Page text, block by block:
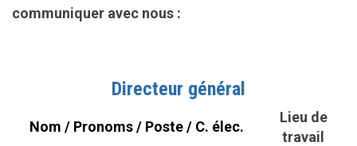
communiquer avec nous :
Directeur général
Nom / Pronoms / Poste / C. élec.
Lieu de
travail